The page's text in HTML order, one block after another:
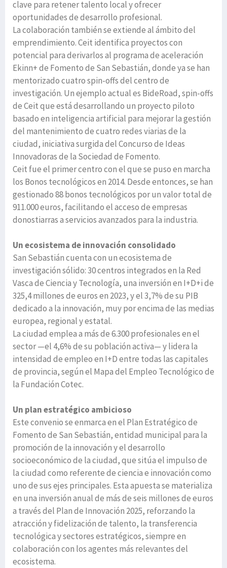
clave para retener talento local y ofrecer
oportunidades de desarrollo profesional.
La colaboración también se extiende al ámbito del
emprendimiento. Ceit identifica proyectos con
potencial para derivarlos al programa de aceleración
Ekinn+ de Fomento de San Sebastián, donde ya se han
mentorizado cuatro spin-offs del centro de
investigación. Un ejemplo actual es BideRoad, spin-offs
de Ceit que está desarrollando un proyecto piloto
basado en inteligencia artificial para mejorar la gestión
del mantenimiento de cuatro redes viarias de la
ciudad, iniciativa surgida del Concurso de Ideas
Innovadoras de la Sociedad de Fomento.
Ceit fue el primer centro con el que se puso en marcha
los Bonos tecnológicos en 2014. Desde entonces, se han
gestionado 88 bonos tecnológicos por un valor total de
911.000 euros, facilitando el acceso de empresas
donostiarras a servicios avanzados para la industria.
Un ecosistema de innovación consolidado
San Sebastián cuenta con un ecosistema de
investigación sólido: 30 centros integrados en la Red
Vasca de Ciencia y Tecnología, una inversión en I+D+i de
325,4 millones de euros en 2023, y el 3,7% de su PIB
dedicado a la innovación, muy por encima de las medias
europea, regional y estatal.
La ciudad emplea a más de 6.300 profesionales en el
sector —el 4,6% de su población activa— y lidera la
intensidad de empleo en I+D entre todas las capitales
de provincia, según el Mapa del Empleo Tecnológico de
la Fundación Cotec.
Un plan estratégico ambicioso
Este convenio se enmarca en el Plan Estratégico de
Fomento de San Sebastián, entidad municipal para la
promoción de la innovación y el desarrollo
socioeconómico de la ciudad, que sitúa el impulso de
la ciudad como referente de ciencia e innovación como
uno de sus ejes principales. Esta apuesta se materializa
en una inversión anual de más de seis millones de euros
a través del Plan de Innovación 2025, reforzando la
atracción y fidelización de talento, la transferencia
tecnológica y sectores estratégicos, siempre en
colaboración con los agentes más relevantes del
ecosistema.